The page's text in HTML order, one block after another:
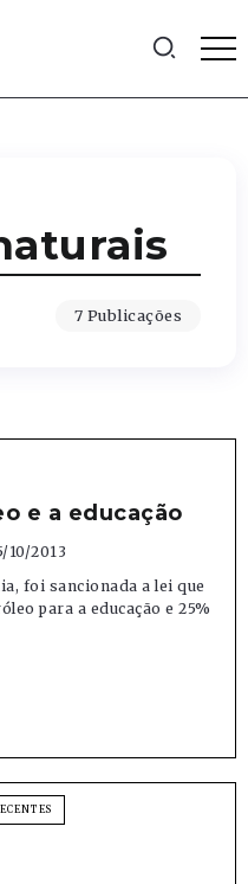
7 Publicações
e a educação
10/2013
foi sancionada a lei que
para a educação e 25%